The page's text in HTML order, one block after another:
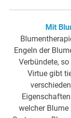
Mit
Engeln der
Verbündete,
Virtue gibt
welcher